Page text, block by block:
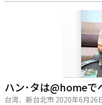
ハン･タは@homeで
台湾、新台北市 2020年6月26